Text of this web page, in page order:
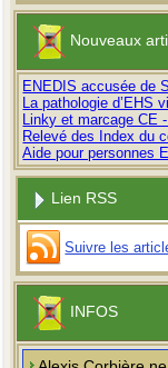
Nouveaux
ENEDIS accusée de
La pathologie d’EHS
Linky et marcage CE
Relevé des Index du
Aide pour personnes
Lien RSS
Suivre les
INFOS